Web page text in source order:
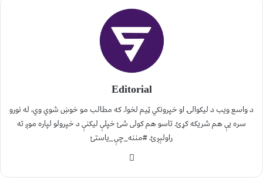
Editorial
د واسع ویب د لیکوالۍ او خپرونکي ټیم لخوا. که مطالب مو خوښ شوي وي، له نورو
سره یې هم شریکه کړئ. تاسو هم کولی شئ خپلې لیکنې د خپرولو لپاره موږ ته
راولېږئ. #مننه_چې_یاستئ